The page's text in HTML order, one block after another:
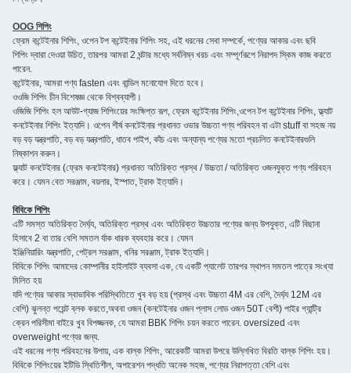
OOG শিপিং
ফ্রেম কন্টেইনার শিপিং, ওপেন টপ কন্টেইনার শিপিং সহ, এই ধরনের সেবা সম্পর্কে, পণ্যের আকার এবং ছবি
শিপিং দ্বারা দেওয়া উচিত, তারপর আমরা 2 ঘন্টার মধ্যে সর্বনিম্ন খরচ এবং সম্পূর্ণরূপে নিরাপদ স্কিম কাজ করতে
পারেন.
কন্টেইনার, আমরা পণ্য fasten এবং বান্ডিল মনোযোগ দিতে হবে।
ওওজি শিপিং চীন বিশেষজ্ঞ থেকে বিশ্বব্যাপী।
ওজিজি শিপিং হল আউট-গ্যাজ শিপিংয়ের সংক্ষিপ্ত রূপ, ফ্রেম কন্টেইনার শিপিং,ওপেন টপ কন্টেইনার শিপিং, ফ্ল্যাট
কনটেইনার শিপিং ইত্যাদি। ওপেন শীর্ষ কনটেইনার প্রধানত ওভার উচ্চতা পণ্য পরিবহন বা এটা stuff বা সহজ নয়
বড় বড় যন্ত্রপাতি, বড় বড় যন্ত্রপাতি, ধাতব পাইপ, কাঁচ এবং অন্যান্য পণ্যের মতো প্রচলিত কনটেইনারগুলি
নিষ্কাশন করুন।
ফ্ল্যাট কনটেইনার (ফ্রেম কনটেইনার) প্রধানত অতিরিক্ত প্রস্থ / উচ্চতা / অতিরিক্ত ওজনযুক্ত পণ্য পরিবহন
করে। যেমন বেত সরঞ্জাম, বয়লার, ইস্পাত, ট্রাক ইত্যাদি।
বিবিকে শিপিং
এটি সমস্ত অতিরিক্ত দৈর্ঘ্য, অতিরিক্ত প্রস্থ এবং অতিরিক্ত উচ্চতার পণ্যের জন্য উপযুক্ত, এটি বিছানা
হিসাবে 2 বা তার বেশি সমতল র্যাক ধারক ব্যবহার করে। যেমন
ইঞ্জিনিয়ারিং যন্ত্রপাতি, পেট্রল সরঞ্জাম, খনির সরঞ্জাম, ট্রাক ইত্যাদি।
বিবিকে শিপিং আমাদের কোম্পানীর হাইলাইট ব্যবসা এক, যে একটি প্যালেট তারপর স্থাপন সমতল পাত্রে সংখ্যা
মিলিত হয়
যদি পণ্যের আকার স্বাভাবিক পরিস্থিতিতে খুব বড় হয় (প্রস্থ এবং উচ্চতা 4M এর বেশি, দৈর্ঘ্য 12M এর
বেশি) ঝুলন্ত পয়েন্ট ব্লক করতে,অথবা ওজন (কনটেইনার ওজন প্লাস লোড ওজন 50T বেশী) পাইর গ্যান্ট্রি
ক্রেন পরিসীমা বাইরে খুব বিপজ্জনক, যে আমরা BBK শিপিং চয়ন করতে পারেন. oversized এবং
overweight পণ্যের জন্য.
এই ধরনের পণ্য পরিবহনের উপায়, এক বাল্ক শিপিং, আরেকটি আমরা উপরে উল্লিখিত বিরতি বাল্ক শিপিং হয়।
বিবিকে শিপিংয়ের ইটিডি স্থিতিশীল, অপারেশন পদ্ধতি অনেক সহজ, পণ্যের নিরাপত্তা বেশি এবং